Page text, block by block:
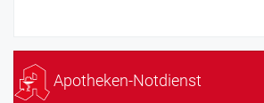
Apotheken-Notdienst